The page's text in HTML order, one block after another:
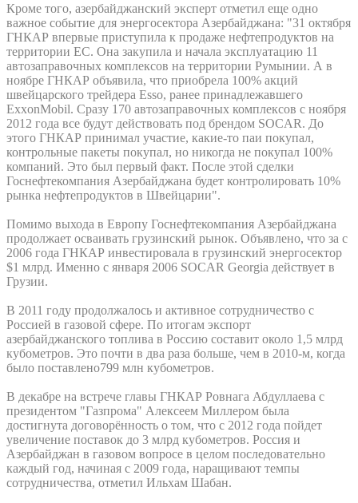
Кроме того, азербайджанский эксперт отметил еще одно
важное событие для энергосектора Азербайджана: "31 октября
ГНКАР впервые приступила к продаже нефтепродуктов на
территории ЕС. Она закупила и начала эксплуатацию 11
автозаправочных комплексов на территории Румынии. А в
ноябре ГНКАР объявила, что приобрела 100% акций
швейцарского трейдера Esso, ранее принадлежавшего
ExxonMobil. Сразу 170 автозаправочных комплексов с ноября
2012 года все будут действовать под брендом SOCAR. До
этого ГНКАР принимал участие, какие-то паи покупал,
контрольные пакеты покупал, но никогда не покупал 100%
компаний. Это был первый факт. После этой сделки
Госнефтекомпания Азербайджана будет контролировать 10%
рынка нефтепродуктов в Швейцарии".
Помимо выхода в Европу Госнефтекомпания Азербайджана
продолжает осваивать грузинский рынок. Объявлено, что за с
2006 года ГНКАР инвестировала в грузинский энергосектор
$1 млрд. Именно с января 2006 SOCAR Georgia действует в
Грузии.
В 2011 году продолжалось и активное сотрудничество с
Россией в газовой сфере. По итогам экспорт
азербайджанского топлива в Россию составит около 1,5 млрд
кубометров. Это почти в два раза больше, чем в 2010-м, когда
было поставлено799 млн кубометров.
В декабре на встрече главы ГНКАР Ровнага Абдуллаева с
президентом "Газпрома" Алексеем Миллером была
достигнута договорённость о том, что с 2012 года пойдет
увеличение поставок до 3 млрд кубометров. Россия и
Азербайджан в газовом вопросе в целом последовательно
каждый год, начиная с 2009 года, наращивают темпы
сотрудничества, отметил Ильхам Шабан.